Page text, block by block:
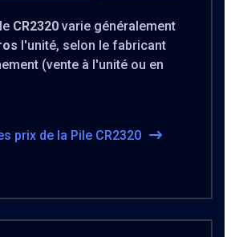
CR2320 varie généralement
l'unité, selon le fabricant
(vente à l'unité ou en
prix de la Pile CR2320